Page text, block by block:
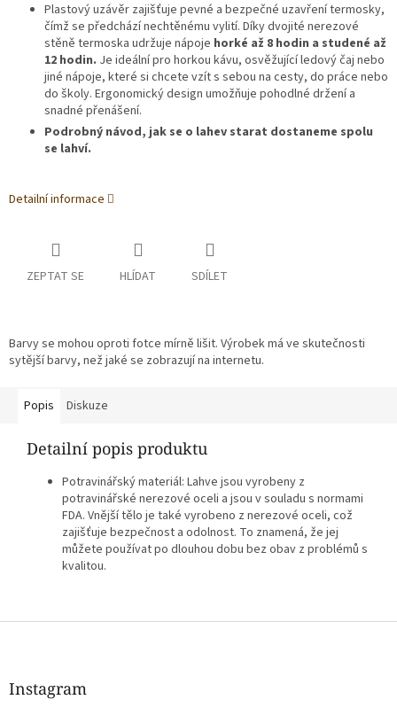
Plastový uzávěr zajišťuje pevné a bezpečné uzavření termosky,
čímž se předchází nechtěnému vylití. Díky dvojité nerezové
stěně termoska udržuje nápoje horké až 8 hodin a studené až
12 hodin. Je ideální pro horkou kávu, osvěžující ledový čaj nebo
jiné nápoje, které si chcete vzít s sebou na cesty, do práce nebo
do školy. Ergonomický design umožňuje pohodlné držení a
snadné přenášení.
Podrobný návod, jak se o lahev starat dostaneme spolu
se lahví.
Detailní informace
ZEPTAT SE HLÍDAT SDÍLET
Barvy se mohou oproti fotce mírně lišit. Výrobek má ve skutečnosti
sytější barvy, než jaké se zobrazují na internetu.
Popis Diskuze
Detailní popis produktu
Potravinářský materiál: Lahve jsou vyrobeny z
potravinářské nerezové oceli a jsou v souladu s normami
FDA. Vnější tělo je také vyrobeno z nerezové oceli, což
zajišťuje bezpečnost a odolnost. To znamená, že jej
můžete používat po dlouhou dobu bez obav z problémů s
kvalitou.
Z
Instagram